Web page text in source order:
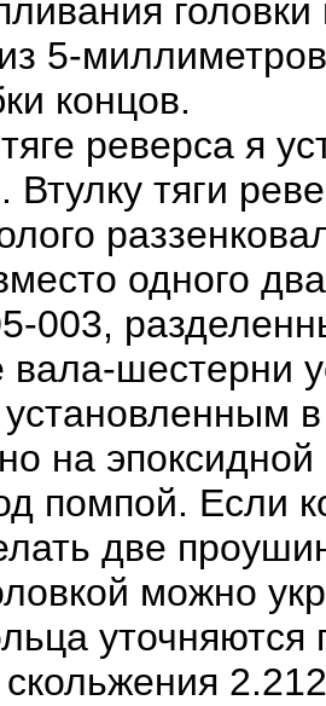
5-
концов.
реверса я
Втулку тяги
одного
003,
вала-шестерни
на
помпой. Если
две
можно
уточняются